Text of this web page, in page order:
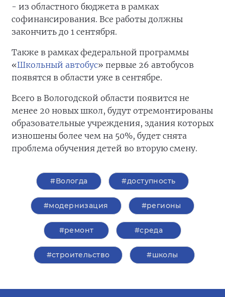
- из областного бюджета в рамках
софинансирования. Все работы должны
закончить до 1 сентября.
Также в рамках федеральной программы
«Школьный автобус» первые 26 автобусов
появятся в области уже в сентябре.
Всего в Вологодской области появится не
менее 20 новых школ, будут отремонтированы
образовательные учреждения, здания которых
изношены более чем на 50%, будет снята
проблема обучения детей во вторую смену.
#Вологда #доступность
#модернизация #регионы
#ремонт #среда
#строительство #школы